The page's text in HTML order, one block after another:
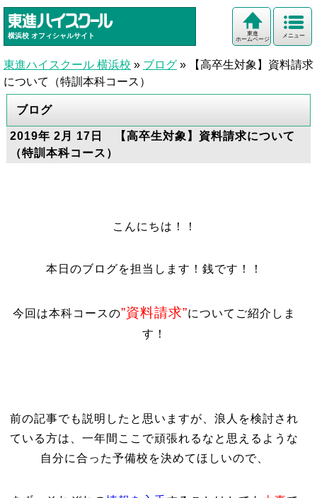
横浜校 オフィシャルサイト メニュー
東進
ホームページ
東進ハイスクール 横浜校 » ブログ »
【高卒生対象】資料請求
について（特訓本科コース）
ブログ
2019年 2月 17日 【高卒生対象】資料請求について
（特訓本科コース）
こんにちは！！
本日のブログを担当します！銭です！！
今回は本科コースの”資料請求”についてご紹介しま
す！
前の記事でも説明したと思いますが、浪人を検討され
ている方は、一年間ここで頑張れるなと思えるような
自分に合った予備校を決めてほしいので、